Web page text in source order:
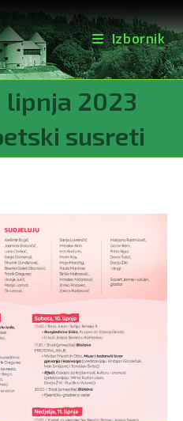
Izbornik
lipnja 2023
susreti